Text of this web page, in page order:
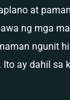
at
ng mga
ngunit
Ito ay dahil sa